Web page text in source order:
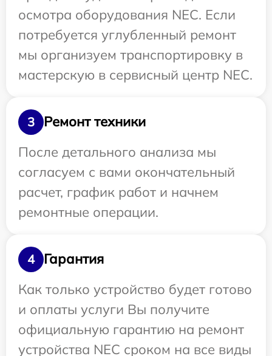
осмотра оборудования NEC. Если
потребуется углубленный ремонт
мы организуем транспортировку в
мастерскую в сервисный центр NEC.
3
Ремонт техники
После детального анализа мы
согласуем с вами окончательный
расчет, график работ и начнем
ремонтные операции.
4
Гарантия
Как только устройство будет готово
и оплаты услуги Вы получите
официальную гарантию на ремонт
устройства NEC сроком на все виды